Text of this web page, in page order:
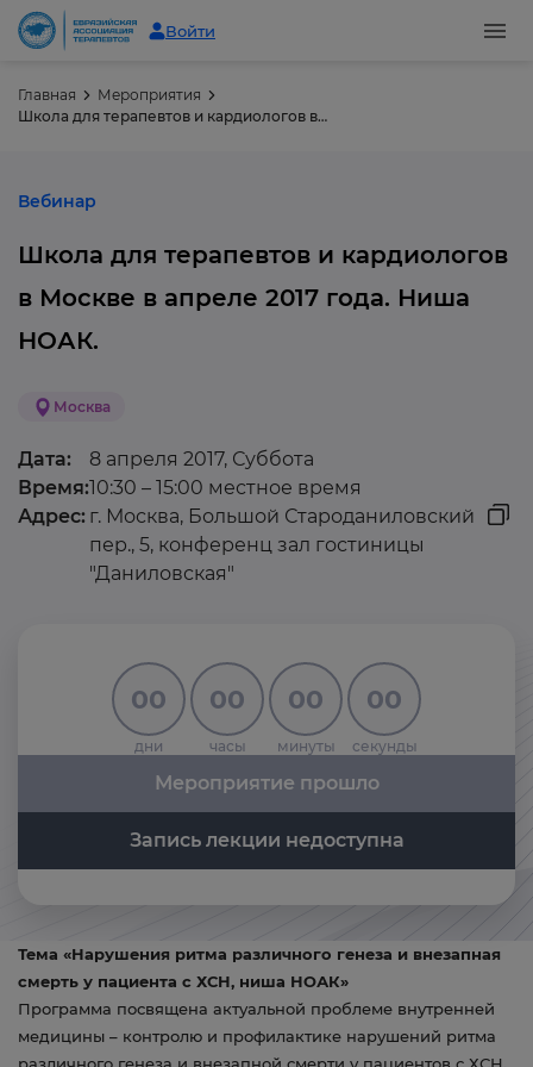
Войти
Главная
Мероприятия
Школа для терапевтов и кардиологов в Москве в апреле 2017 года. Ниша НОАК.
Вебинар
Школа для терапевтов и кардиологов
в Москве в апреле 2017 года. Ниша
НОАК.
Москва
Дата:
8 апреля 2017, Суббота
Время:10:30 – 15:00 местное время
Адрес: г. Москва, Большой Староданиловский
пер., 5, конференц зал гостиницы
"Даниловская"
00
дни
00
часы
00
минуты
00
секунды
Мероприятие прошло
Запись лекции недоступна
Тема «Нарушения ритма различного генеза и внезапная
смерть у пациента с ХСН, ниша НОАК»
Программа посвящена актуальной проблеме внутренней
медицины – контролю и профилактике нарушений ритма